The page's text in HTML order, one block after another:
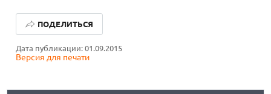
Дата публикации: 01.09.2015
Версия для печати
ПОДЕЛИТЬСЯ
ОБЗОР ПЫЛЕСОСА DREAME Z40 AQUACYCLE PRO
ОБЗОР МОНИТОРА MSI PRO MAX 271PHW E14